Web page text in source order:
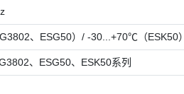
、ESG50）/ -30...+70℃（ESK50）
、ESG50、ESK50系列